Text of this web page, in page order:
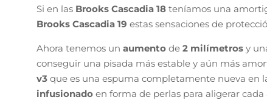
Si en las Brooks Cascadia 18 teníamos una
Brooks Cascadia 19 estas sensaciones de
Ahora tenemos un aumento de 2 milímetros y
conseguir una pisada más estable y aún más
v3 que es una espuma completamente nueva en
infusionado en forma de perlas para aligerar cada